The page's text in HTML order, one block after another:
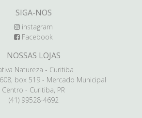
SIGA-NOS
instagram
Facebook
NOSSAS LOJAS
Natureza - Curitiba
box 519 - Mercado Municipal
Centro - Curitiba, PR
(41) 99528-4692